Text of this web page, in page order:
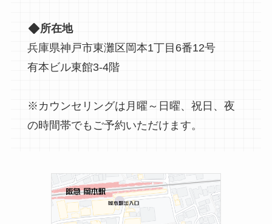
所在地
兵庫県神戸市東灘区岡本1丁目6番12号
有本ビル東館3-4階
※カウンセリングは月曜～日曜、祝日、夜
の時間帯でもご予約いただけます。